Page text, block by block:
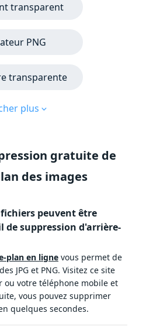
transparent
PNG
transparente
plus
gratuite de
des images
peuvent être
de suppression d'arrière-
plan en ligne vous permet de
JPG et PNG. Visitez ce site
ou votre téléphone mobile et
vous pouvez supprimer
quelques secondes.